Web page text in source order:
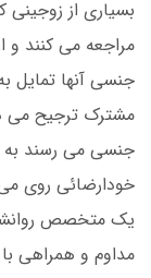
بسیاری از زوجینی
مراجعه می کنند
جنسی آنها تمایل
مشترک ترجیح می
جنسی می رسند
خودارضائی روی
یک متخصص
مداوم و همراهی